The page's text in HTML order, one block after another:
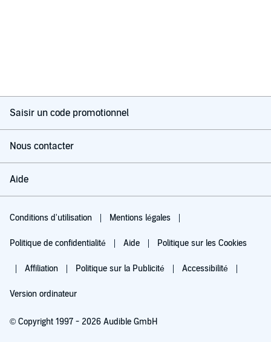
Saisir un code promotionnel
Nous contacter
Aide
Conditions d'utilisation Mentions légales
Politique de confidentialité Aide Politique sur les Cookies
Affiliation Politique sur la Publicité Accessibilité
Version ordinateur
© Copyright 1997 - 2026 Audible GmbH